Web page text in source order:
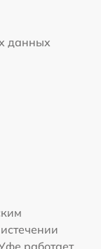
данных
работает